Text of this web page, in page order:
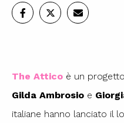
The Attico è un
Gilda Ambrosio e
italiane hanno lanciato il